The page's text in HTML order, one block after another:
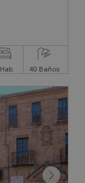
Hab. 40 Baños